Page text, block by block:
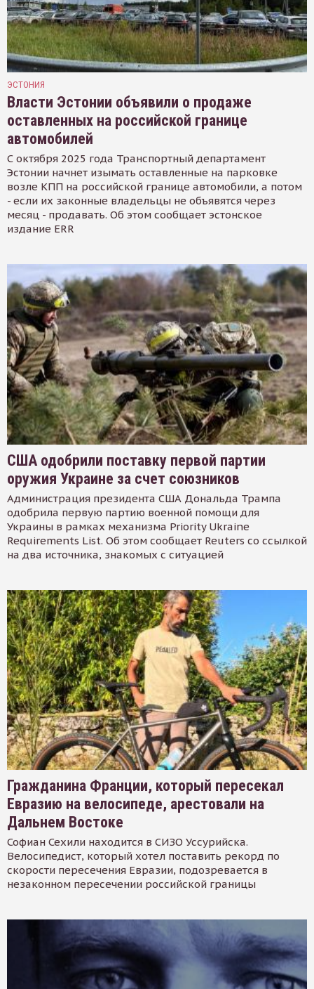
ЭСТОНИЯ
Власти Эстонии объявили о продаже
оставленных на российской границе
автомобилей
С октября 2025 года Транспортный департамент
Эстонии начнет изымать оставленные на парковке
возле КПП на российской границе автомобили, а потом
- если их законные владельцы не объявятся через
месяц - продавать. Об этом сообщает эстонское
издание ERR
США одобрили поставку первой партии
оружия Украине за счет союзников
Администрация президента США Дональда Трампа
одобрила первую партию военной помощи для
Украины в рамках механизма Priority Ukraine
Requirements List. Об этом сообщает Reuters со ссылкой
на два источника, знакомых с ситуацией
Гражданина Франции, который пересекал
Евразию на велосипеде, арестовали на
Дальнем Востоке
Софиан Сехили находится в СИЗО Уссурийска.
Велосипедист, который хотел поставить рекорд по
скорости пересечения Евразии, подозревается в
незаконном пересечении российской границы